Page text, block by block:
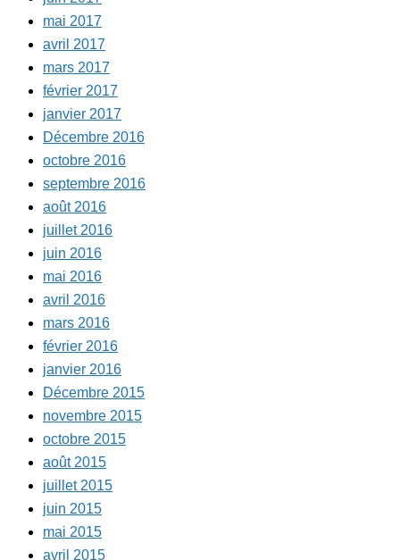
mai 2017
avril 2017
mars 2017
février 2017
janvier 2017
Décembre 2016
octobre 2016
septembre 2016
août 2016
juillet 2016
juin 2016
mai 2016
avril 2016
mars 2016
février 2016
janvier 2016
Décembre 2015
novembre 2015
octobre 2015
août 2015
juillet 2015
juin 2015
mai 2015
avril 2015